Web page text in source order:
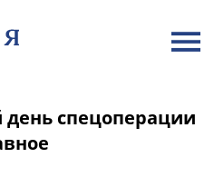
день спецоперации